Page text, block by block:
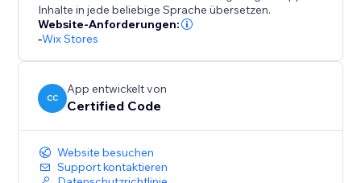
Inhalte in jede beliebige Sprache übersetzen.
Website-Anforderungen:
-Wix Stores
CC
App entwickelt von
Certified Code
Website besuchen
Support kontaktieren